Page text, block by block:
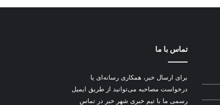
تماس با ما
برای ارسال خبر، همکاری رسانه‌ای یا
درخواست مصاحبه می‌توانید از طریق ایمیل
رسمی ما با تیم خبری شهر خبر در تماس